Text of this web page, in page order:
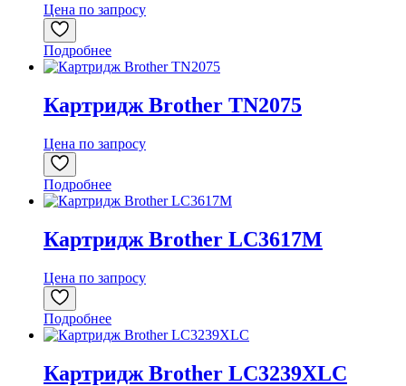
Цена по запросу
Подробнее
Картридж Brother TN2075
Цена по запросу
Подробнее
Картридж Brother LC3617M
Цена по запросу
Подробнее
Картридж Brother LC3239XLC